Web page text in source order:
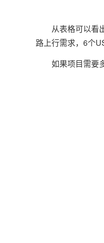
从表格可以看出
路上行需求，6个
如果项目需要多